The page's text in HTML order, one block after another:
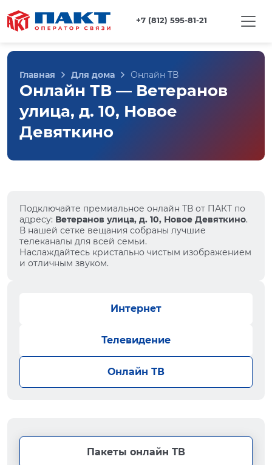
+7 (812) 595-81-21
Главная Для дома Онлайн ТВ
Онлайн ТВ — Ветеранов
улица, д. 10, Новое
Девяткино
Подключайте премиальное онлайн ТВ от ПАКТ по
адресу: Ветеранов улица, д. 10, Новое Девяткино.
В нашей сетке вещания собраны лучшие
телеканалы для всей семьи.
Наслаждайтесь кристально чистым изображением
и отличным звуком.
Интернет
Телевидение
Онлайн ТВ
Пакеты онлайн ТВ